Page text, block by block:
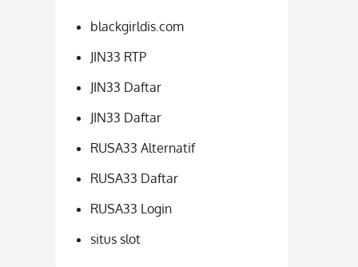
blackgirldis.com
JIN33 RTP
JIN33 Daftar
JIN33 Daftar
RUSA33 Alternatif
RUSA33 Daftar
RUSA33 Login
situs slot